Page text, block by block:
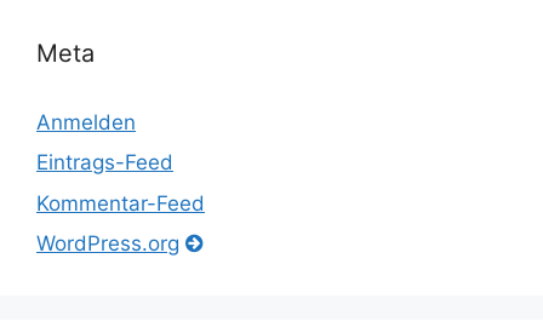
Meta
Anmelden
Eintrags-Feed
Kommentar-Feed
WordPress.org